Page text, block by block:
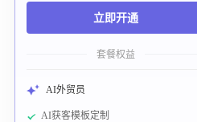
立即开通
套餐权益
AI外贸员
AI获客模板定制